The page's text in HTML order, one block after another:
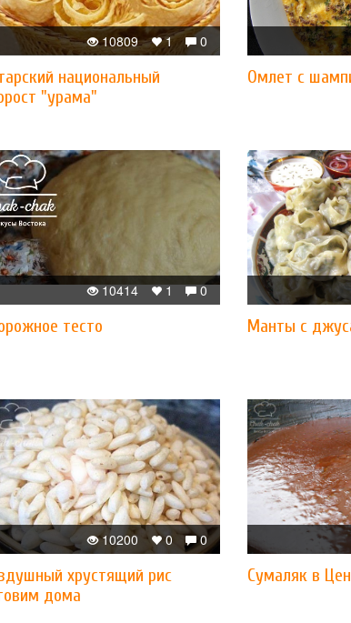
0
1
10809
национальный
"урама"
Омлет с
0
1
10414
тесто Манты с
0
0
10200
хрустящий рис
дома
Сумаляк в